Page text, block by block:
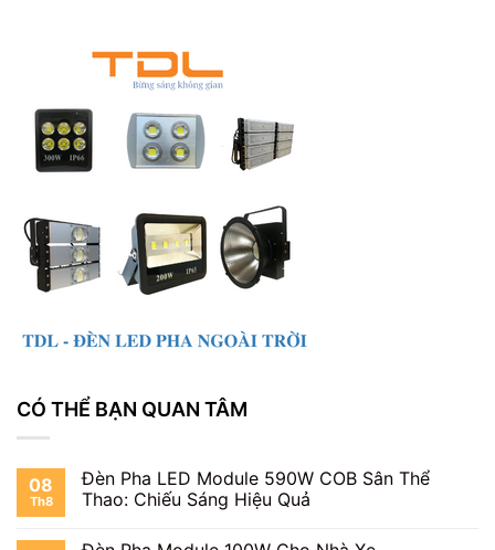
CÓ THỂ BẠN QUAN TÂM
08
Th8
Đèn Pha LED Module 590W COB Sân Thể
Thao: Chiếu Sáng Hiệu Quả